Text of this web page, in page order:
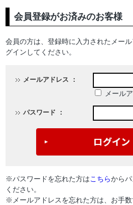
会員登録がお済みのお客様
会員の方は、登録時に入力されたメー
グインしてください。
メールアドレス ：
メール
パスワード ：
※パスワードを忘れた方はこちらから
ください。
※メールアドレスを忘れた方は、お手数